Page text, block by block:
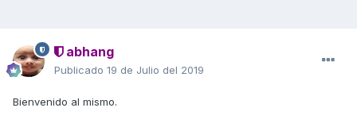
abhang
Publicado 19 de Julio del 2019
Bienvenido al mismo.